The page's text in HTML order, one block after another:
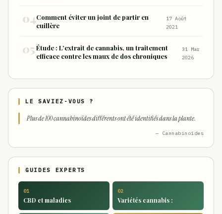
Comment éviter un joint de partir en
cuillère
17 Août
2021
Étude : L’extrait de cannabis, un traitement
efficace contre les maux de dos chroniques
31 Mar
2026
LE SAVIEZ-VOUS ?
Plus de 100 cannabinoïdes différents ont été identifiés dans la plante.
— Cannabinoïdes
GUIDES EXPERTS
01
CBD et maladies
02
Variétés cannabis :